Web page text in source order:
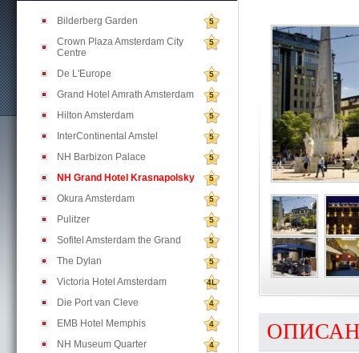
Bilderberg Garden 5
Crown Plaza Amsterdam City
Centre
5
De L'Europe 5
Grand Hotel Amrath Amsterdam 5
Hilton Amsterdam 5
InterContinental Amstel 5
NH Barbizon Palace 5
NH Grand Hotel Krasnapolsky 5
Okura Amsterdam 5
Pulitzer 5
Sofitel Amsterdam the Grand 5
The Dylan 5
Victoria Hotel Amsterdam 4L
Die Port van Cleve 4
EMB Hotel Memphis 4
NH Museum Quarter 4